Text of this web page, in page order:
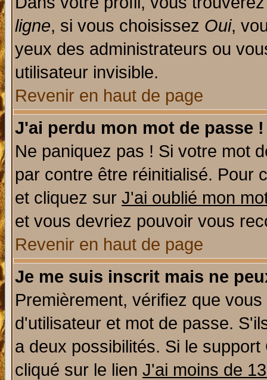
ligne, si vous choisissez Oui,
yeux des administrateurs ou
utilisateur invisible.
Revenir en haut de page
J'ai perdu mon mot de passe !
Ne paniquez pas ! Si votre mot
par contre être réinitialisé. Pour
et cliquez sur J'ai oublié mon
et vous devriez pouvoir vous
Revenir en haut de page
Je me suis inscrit mais ne
Premièrement, vérifiez que
d'utilisateur et mot de passe.
a deux possibilités. Si le
cliqué sur le lien J'ai moins de